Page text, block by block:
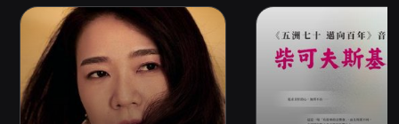
辦理，符合退票規則者將於 3 個工作日內執行退
票作業。 - 已取紙本票者可選擇臨櫃退票
（OPENTIX 四大服務處）或郵寄退票（掛號郵
寄至 OPENTIX 退票小組收，郵戳為憑），郵寄
退票將在收到資料後依付款方式辦理退款。 - 轉
帳手續費：ATM 轉帳時所生之轉帳手續費由銀行